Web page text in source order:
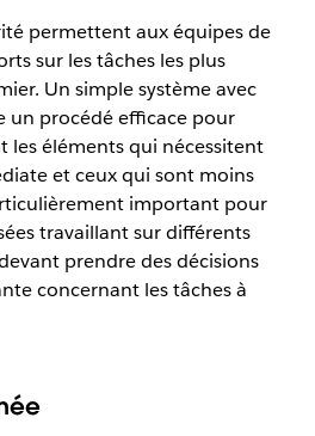
permettent aux équipes de
sur les tâches les plus
Un simple système avec
un procédé efficace pour
les éléments qui nécessitent
et ceux qui sont moins
important pour
travaillant sur différents
prendre des décisions
concernant les tâches à